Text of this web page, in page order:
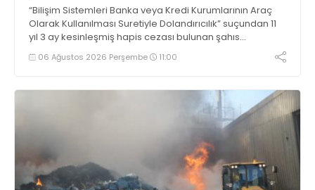
“Bilişim Sistemleri Banka veya Kredi Kurumlarının Araç
Olarak Kullanılması Suretiyle Dolandırıcılık” suçundan 11
yıl 3 ay kesinleşmiş hapis cezası bulunan şahıs
yakalandı
06 Ağustos 2026 Perşembe 11:00